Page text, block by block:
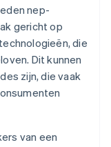
nep-
gericht op
die
Dit kunnen
zijn, die vaak
van een